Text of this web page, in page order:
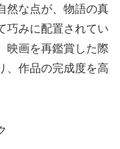
然な点が、物語の真
巧みに配置されてい
映画を再鑑賞した際
、作品の完成度を高